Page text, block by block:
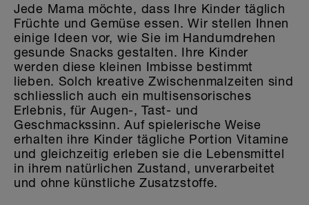
KINDERGARTEN & SCHULE
HOME & DEKO
Tipps & Tricks
Familienzeit
Ferien & Lager
Kochen & Backen
Sticky Ideas
Die Welt der Sticker
Jede Mama möchte, dass Ihre Kinder täglich
Früchte und Gemüse essen. Wir stellen Ihnen
einige Ideen vor, wie Sie im Handumdrehen
gesunde Snacks gestalten. Ihre Kinder
werden diese kleinen Imbisse bestimmt
lieben. Solch kreative Zwischenmalzeiten sind
schliesslich auch ein multisensorisches
Erlebnis, für Augen-, Tast- und
Geschmackssinn. Auf spielerische Weise
erhalten ihre Kinder tägliche Portion Vitamine
und gleichzeitig erleben sie die Lebensmittel
in ihrem natürlichen Zustand, unverarbeitet
und ohne künstliche Zusatzstoffe.